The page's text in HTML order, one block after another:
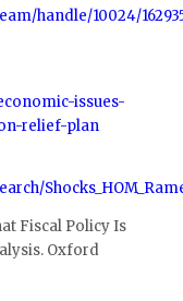
handle/10024/
issues-
relief-plan
Fiscal Policy Is
Oxford